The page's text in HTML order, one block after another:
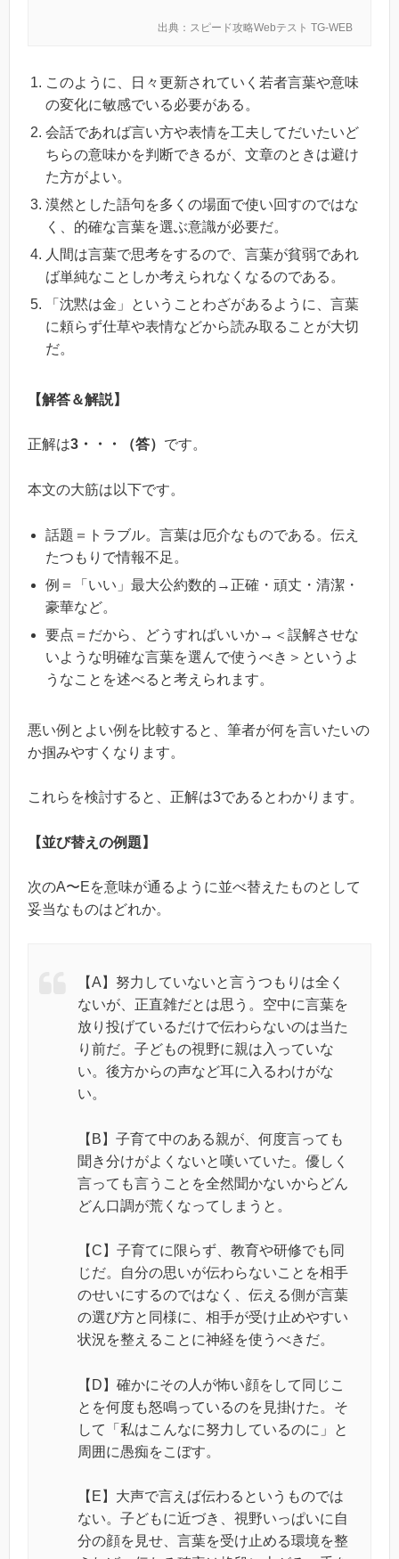
出典：スピード攻略Webテスト TG-WEB
このように、日々更新されていく若者言葉や意味
の変化に敏感でいる必要がある。
会話であれば言い方や表情を工夫してだいたいど
ちらの意味かを判断できるが、文章のときは避け
た方がよい。
漠然とした語句を多くの場面で使い回すのではな
く、的確な言葉を選ぶ意識が必要だ。
人間は言葉で思考をするので、言葉が貧弱であれ
ば単純なことしか考えられなくなるのである。
「沈黙は金」ということわざがあるように、言葉
に頼らず仕草や表情などから読み取ることが大切
だ。
【解答＆解説】
正解は3・・・（答） です。
本文の大筋は以下です。
話題＝トラブル。言葉は厄介なものである。伝え
たつもりで情報不足。
例＝「いい」最大公約数的→正確・頑丈・清潔・
豪華など。
要点＝だから、どうすればいいか→＜誤解させな
いような明確な言葉を選んで使うべき＞というよ
うなことを述べると考えられます。
悪い例とよい例を比較すると、筆者が何を言いたいの
か掴みやすくなります。
これらを検討すると、正解は3であるとわかります。
【並び替えの例題】
次のA〜Eを意味が通るように並べ替えたものとして
妥当なものはどれか。
【A】努力していないと言うつもりは全く
ないが、正直雑だとは思う。空中に言葉を
放り投げているだけで伝わらないのは当た
り前だ。子どもの視野に親は入っていな
い。後方からの声など耳に入るわけがな
い。
【B】子育て中のある親が、何度言っても
聞き分けがよくないと嘆いていた。優しく
言っても言うことを全然聞かないからどん
どん口調が荒くなってしまうと。
【C】子育てに限らず、教育や研修でも同
じだ。自分の思いが伝わらないことを相手
のせいにするのではなく、伝える側が言葉
の選び方と同様に、相手が受け止めやすい
状況を整えることに神経を使うべきだ。
【D】確かにその人が怖い顔をして同じこ
とを何度も怒鳴っているのを見掛けた。そ
して「私はこんなに努力しているのに」と
周囲に愚痴をこぼす。
【E】大声で言えば伝わるというものでは
ない。子どもに近づき、視野いっぱいに自
分の顔を見せ、言葉を受け止める環境を整